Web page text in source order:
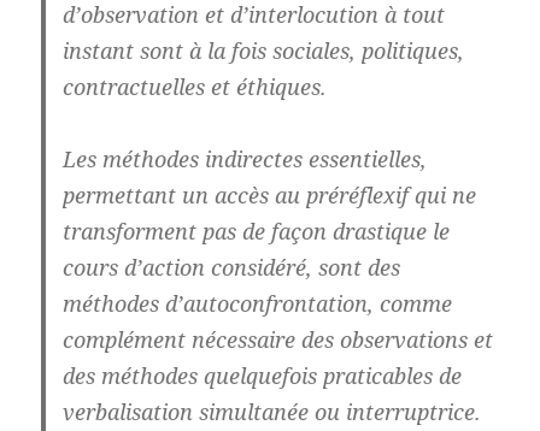
d’observation et d’interlocution à tout
instant sont à la fois sociales, politiques,
contractuelles et éthiques.
Les méthodes indirectes essentielles,
permettant un accès au préréflexif qui ne
transforment pas de façon drastique le
cours d’action considéré, sont des
méthodes d’autoconfrontation, comme
complément nécessaire des observations et
des méthodes quelquefois praticables de
verbalisation simultanée ou interruptrice.